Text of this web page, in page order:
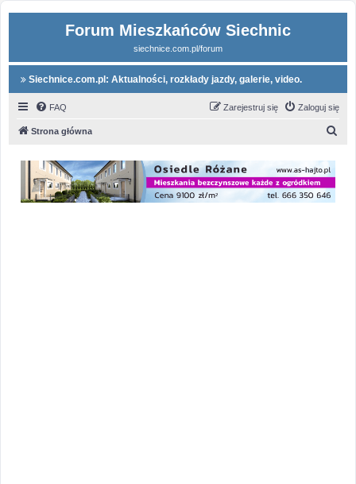
Forum Mieszkańców Siechnic
siechnice.com.pl/forum
Siechnice.com.pl: Aktualności, rozkłady jazdy, galerie, video.
FAQ Zaloguj się
Zarejestruj się
Strona główna